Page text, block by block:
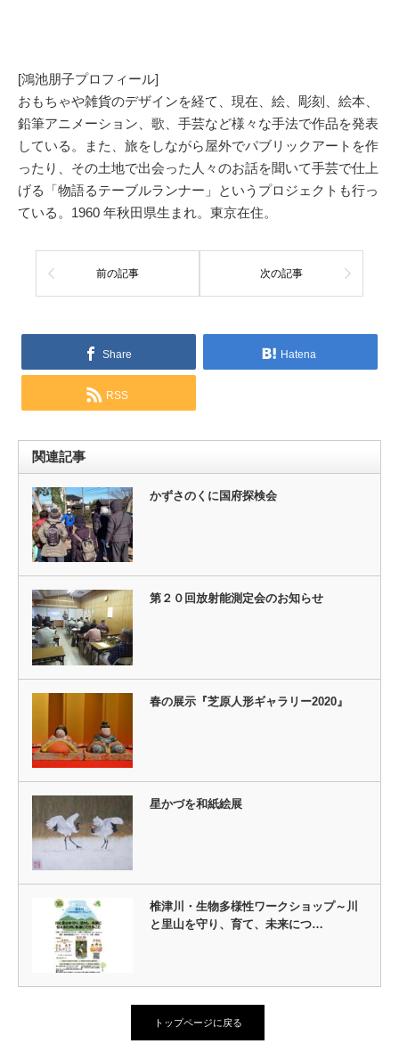
[鴻池朋子プロフィール]
おもちゃや雑貨のデザインを経て、現在、絵、彫刻、絵本、
鉛筆アニメーション、歌、手芸など様々な手法で作品を発表
している。また、旅をしながら屋外でパブリックアートを作
ったり、その土地で出会った人々のお話を聞いて手芸で仕上
げる「物語るテーブルランナー」というプロジェクトも行っ
ている。1960 年秋田県生まれ。東京在住。
前の記事 次の記事
Share Hatena
RSS
関連記事
かずさのくに国府探検会
第２０回放射能測定会のお知らせ
春の展示『芝原人形ギャラリー2020』
星かづを和紙絵展
椎津川・生物多様性ワークショップ～川
と里山を守り、育て、未来につ…
トップページに戻る